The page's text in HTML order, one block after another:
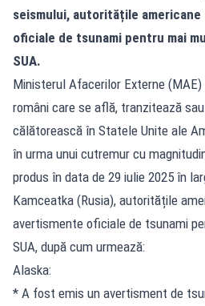
seismului, autoritățile
oficiale de tsunami pentru mai
SUA.
Ministerul Afacerilor Externe
români care se află, tranzitează
călătorească în Statele Unite ale
în urma unui cutremur cu
produs în data de 29 iulie 2025 în
Kamceatka (Rusia), autoritățile
avertismente oficiale de tsunami
SUA, după cum urmează:
Alaska:
* A fost emis un avertisment de